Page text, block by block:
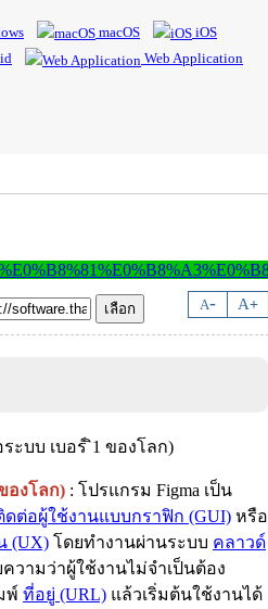
macOS
iOS
Web Application
A- A+
องโลก) : โปรแกรม Figma เป็น
ดต่อผู้ใช้งานแบบกราฟิก (GUI) หรือ
(UX) โดยทำงานผ่านระบบ คลาวด์
วามว่าผู้ใช้งานไม่จำเป็นต้อง
พ์ ที่อยู่ (URL) แล้วเริ่มต้นใช้งานได้